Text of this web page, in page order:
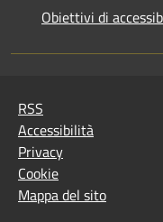
Obiettivi di
RSS
Accessibilità
Privacy
Cookie
Mappa del sito